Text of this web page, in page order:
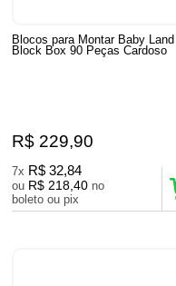
Blocos para Montar Baby Land
Block Box 90 Peças Cardoso
R$ 229,90
7x R$ 32,84
ou R$ 218,40 no
boleto ou pix